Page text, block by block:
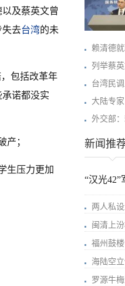
及蔡英文曾
失去台湾的未
包括改革年
诺都没实
产；
生压力更加
赖清德
列举蔡
台湾民
大陆专
外交部
新闻推
“汉光
两人私
闽清上
福州鼓
海陆空
罗源牛